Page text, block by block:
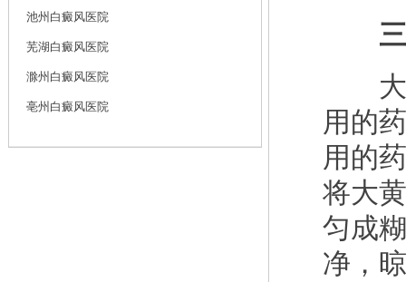
池州白癜风医院
芜湖白癜风医院
滁州白癜风医院
亳州白癜风医院
三
大黄
用的
用的
将大
匀成
净，